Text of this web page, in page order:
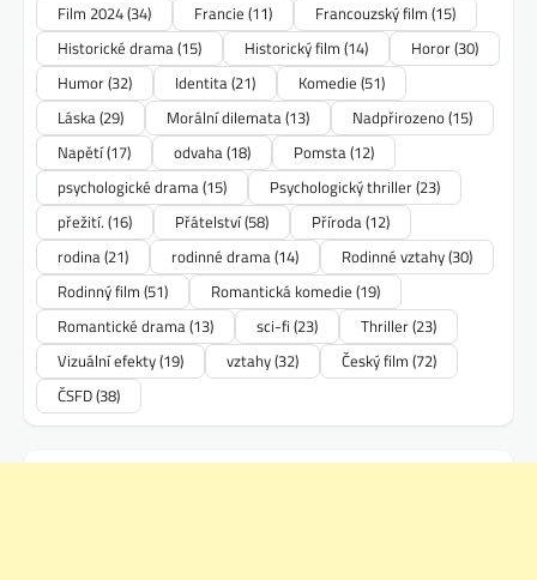
Film 2024(34) Francie (11) Francouzský film (15)
Historické drama(15) Historický film (14) Horor(30)
Humor(32) Identita(21) Komedie (51)
Láska(29) Morální dilemata(13) Nadpřirozeno(15)
Napětí(17) odvaha(18) Pomsta(12)
psychologické drama(15) Psychologický thriller(23)
přežití. (16) Přátelství(58) Příroda(12)
rodina(21) rodinné drama(14) Rodinné vztahy(30)
Rodinný film (51) Romantická komedie (19)
Romantické drama(13) sci-fi (23) Thriller(23)
Vizuální efekty(19) vztahy(32) Český film (72)
ČSFD(38)